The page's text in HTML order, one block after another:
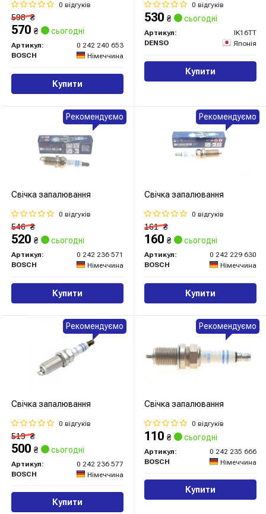
0 відгуків
598₴
570 ₴ сьогодні
Артикул:
0 242 240 653
BOSCH
Німеччина
Купити
0 відгуків
530 ₴ сьогодні
Артикул:
IK16TT
DENSO
Японія
Купити
Свічка запалювання
0 відгуків
546₴
520 ₴ сьогодні
Артикул:
0 242 236 571
BOSCH
Німеччина
Купити
Рекомендуємо
Свічка запалювання
0 відгуків
161₴
160 ₴ сьогодні
Артикул:
0 242 229 630
BOSCH
Німеччина
Купити
Рекомендуємо
Свічка запалювання
0 відгуків
519₴
500 ₴ сьогодні
Артикул:
0 242 236 577
BOSCH
Німеччина
Купити
Рекомендуємо
Свічка запалювання
0 відгуків
110 ₴ сьогодні
Артикул:
0 242 235 666
BOSCH
Німеччина
Купити
Рекомендуємо